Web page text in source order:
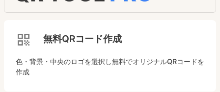
無料QRコード作成
色・背景・中央のロゴを選択し無料でオリジナルQRコードを
作成